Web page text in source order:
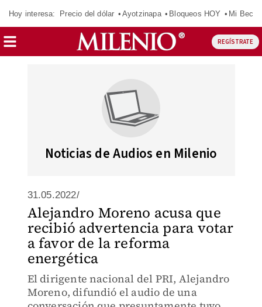
Hoy interesa: Precio del dólar Ayotzinapa Bloqueos HOY Mi Beca
REGÍSTRATE
Noticias de Audios en Milenio
31.05.2022/
Alejandro Moreno acusa que
recibió advertencia para votar
a favor de la reforma
energética
El dirigente nacional del PRI, Alejandro
Moreno, difundió el audio de una